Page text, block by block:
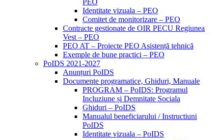
PEO
Identitate vizuala – PEO
Comitet de monitorizare – PEO
Contracte gestionate de OIR PECU Regiunea
Vest – PEO
PEO AT – Proiecte PEO Asistență tehnică
Exemple de bune practici – PEO
PoIDS 2021-2027
Anunțuri PoIDS
Documente programatice, Ghiduri, Manuale
PROGRAM – PoIDS: Programul
Incluziune și Demnitate Sociala
Ghiduri – PoIDS
Manualul beneficiarului / Instructiuni
PoIDS
Identitate vizuala – PoIDS